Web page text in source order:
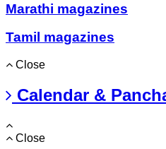
Marathi magazines
Tamil magazines
Close
Calendar &
Close